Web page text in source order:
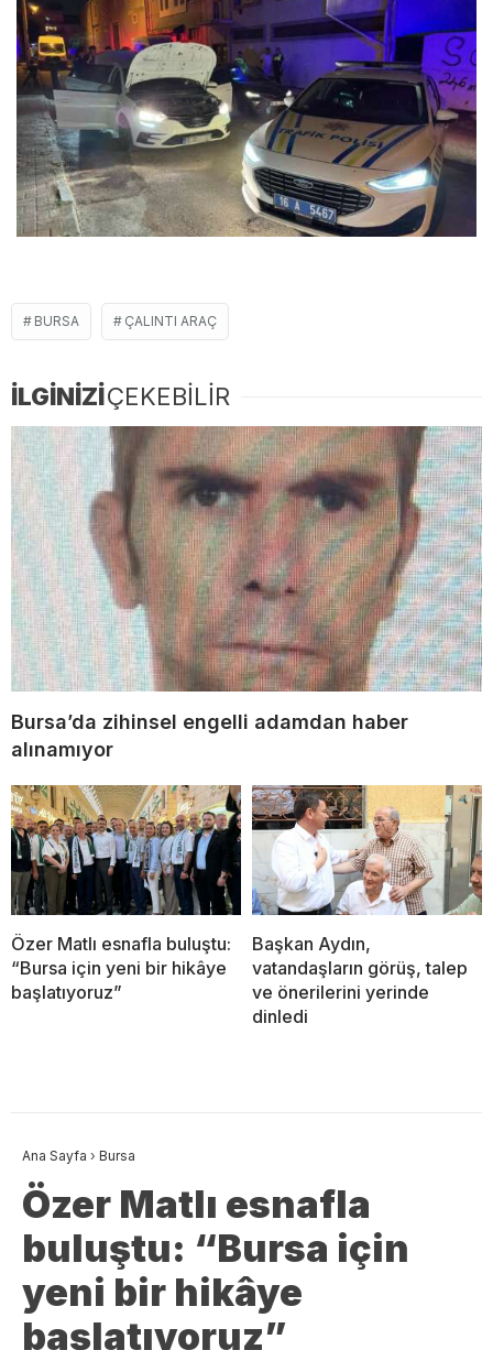
BURSA ÇALINTI ARAÇ
İLGİNİZİÇEKEBİLİR
Bursa’da zihinsel engelli adamdan haber
alınamıyor
Özer Matlı esnafla buluştu:
“Bursa için yeni bir hikâye
başlatıyoruz”
Başkan Aydın,
vatandaşların görüş, talep
ve önerilerini yerinde
dinledi
Ana Sayfa › Bursa
Özer Matlı esnafla
buluştu: “Bursa için
yeni bir hikâye
başlatıyoruz”